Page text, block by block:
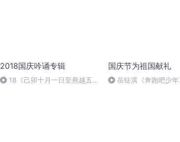
2018国庆吟诵专辑
18《己卯十月一日至燕越五
国庆节为祖国献礼
岳钲淇《奔跑吧少年